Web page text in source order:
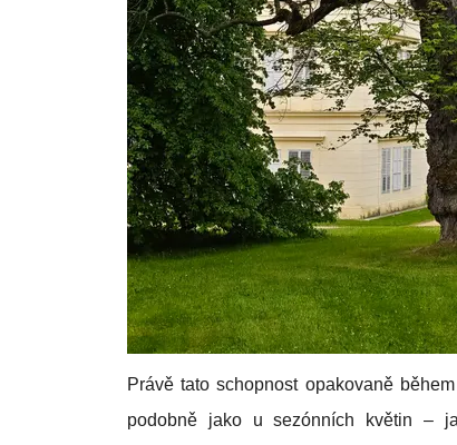
Právě tato schopnost opakovaně
podobně jako u sezónních květin –